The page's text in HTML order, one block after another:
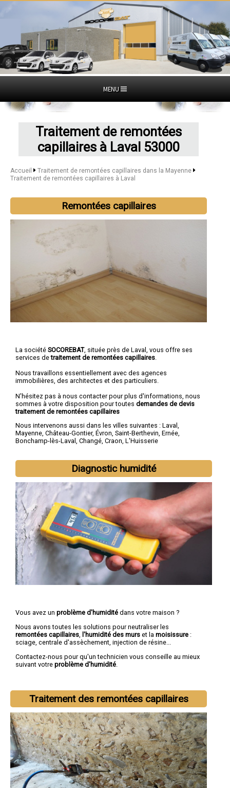
MENU
Traitement de remontées
capillaires à Laval 53000
Accueil
Traitement de remontées capillaires dans la Mayenne
Traitement de remontées capillaires à Laval
Remontées capillaires
La société SOCOREBAT, située près de Laval, vous offre ses
services detraitement de remontées capillaires
Nous travaillons essentiellement avec des agences
immobilières, des architectes et des particuliers.
N'hésitez pas à nous contacter pour plus d'informations, nous
sommes à votre disposition pour toutes demandes de devis
traitement de remontées capillaires
Nous intervenons aussi dans les villes suivantes : Laval ,
Mayenne, Château-Gontier, Évron, Saint-Berthevin, Ernée,
Bonchamp-lès-Laval , Changé, Craon, L'Huisserie
Diagnostic humidité
Vous avez un problème d'humidité dans votre maison ?
Nous avons toutes les solutions pour neutraliser les
remontées capillaires l'humidité des murs et la moisissure :
sciage, centrale d'assèchement, injection de résine...
Contactez-nous pour qu'un technicien vous conseille au mieux
suivant votre problème d'humidité
Traitement des remontées capillaires